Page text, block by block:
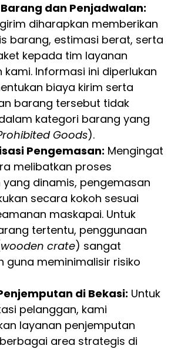
dan Penjadwalan:
diharapkan memberikan
barang, estimasi berat, serta
kepada tim layanan
kami. Informasi ini diperlukan
biaya kirim serta
barang tersebut tidak
kategori barang yang
Goods).
Pengemasan: Mengingat
melibatkan proses
dinamis, pengemasan
secara kokoh sesuai
maskapai. Untuk
tertentu, penggunaan
wooden crate) sangat
guna meminimalisir risiko
di Bekasi: Untuk
pelanggan, kami
layanan penjemputan
area strategis di